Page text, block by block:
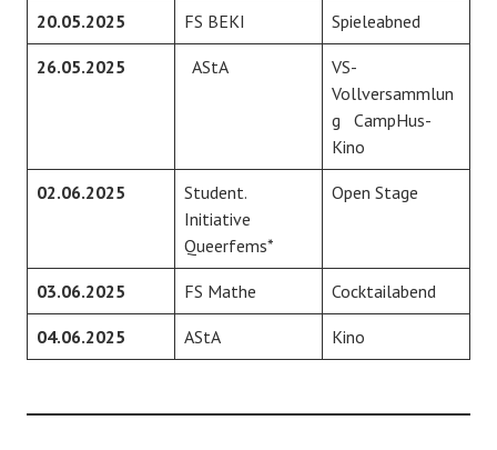
20.05.2025 FS BEKI Spieleabned
26.05.2025 AStA
VS-
Vollversammlun
g CampHus-
Kino
02.06.2025
Student.
Initiative
Queerfems*
Open Stage
03.06.2025 FS Mathe Cocktailabend
04.06.2025 AStA Kino